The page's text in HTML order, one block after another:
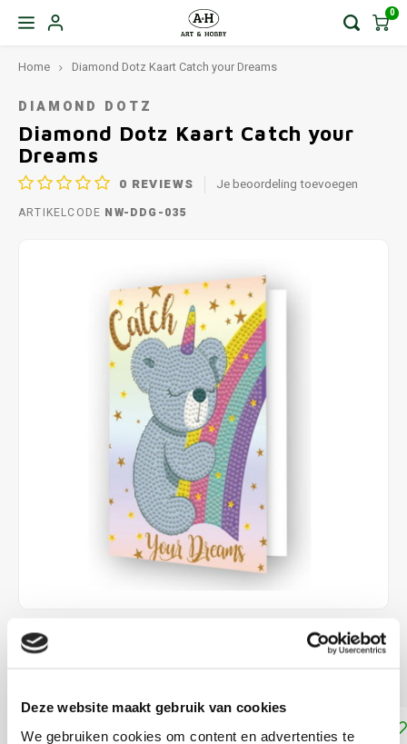
Deze website maakt gebruik van cookies
We gebruiken cookies om content en advertenties te
0
Home Diamond Dotz Kaart Catch your Dreams
DIAMOND DOTZ
Diamond Dotz Kaart Catch your
Dreams
0 REVIEWS Je beoordeling toevoegen
ARTIKELCODE NW-DDG-035
€6,85
Toevoegen aan winkelwagen